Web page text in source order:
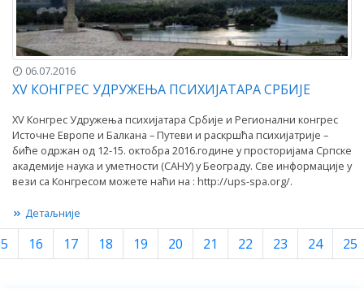
06.07.2016
XV КОНГРЕС УДРУЖЕЊА ПСИХИЈАТАРА СРБИЈЕ
XV Конгрес Удружења психијатара Србије и Регионални конгрес
Источне Европе и Балкана – Путеви и раскршћа психијатрије –
биће одржан од 12-15. oктобpa 2016.године у просторијама Српске
академије наука и уметности (САНУ) у Београду. Све информације у
вези са Конгресом можете наћи на : http://ups-spa.org/.
Детаљније
16 17 18 19 20 21 22 23 24 25